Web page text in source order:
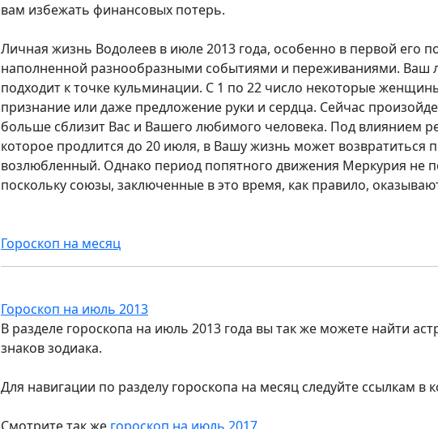
вам избежать финансовых потерь.
Личная жизнь Водолеев в июле 2013 года, особенно в первой его
наполненной разнообразными событиями и переживаниями. Ваш
подходит к точке кульминации. С 1 по 22 число некоторые
признание или даже предложение руки и сердца. Сейчас
больше сблизит Вас и Вашего любимого человека. Под влиянием
которое продлится до 20 июля, в Вашу жизнь может возвратиться
возлюбленный. Однако период попятного движения Меркурия не
поскольку союзы, заключенные в это время, как правило,
Гороскоп на месяц
Гороскоп на июль 2013
В разделе гороскопа на июль 2013 года вы так же можете найти
знаков зодиака.
Для навигации по разделу гороскопа на месяц следуйте ссылкам в